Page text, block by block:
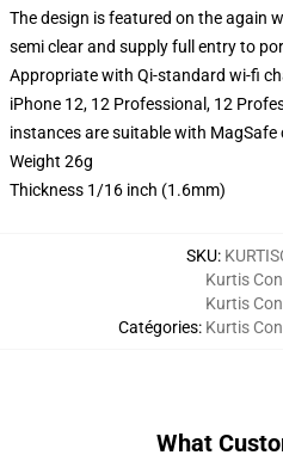
The design is featured on the again
semi clear and supply full entry to
Appropriate with Qi-standard wi-fi
iPhone 12, 12 Professional, 12
instances are suitable with MagSafe
Weight 26g
Thickness 1/16 inch (1.6mm)
SKU:
Catégories:
Kurtis
Kurtis
Kurtis
What